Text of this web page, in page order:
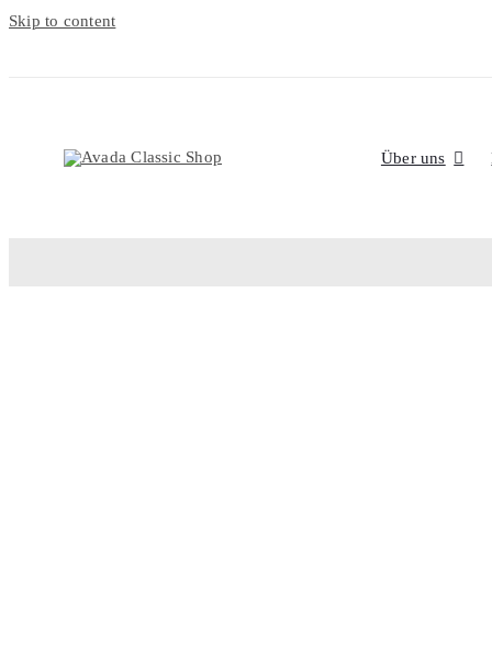
Skip to content
Über uns